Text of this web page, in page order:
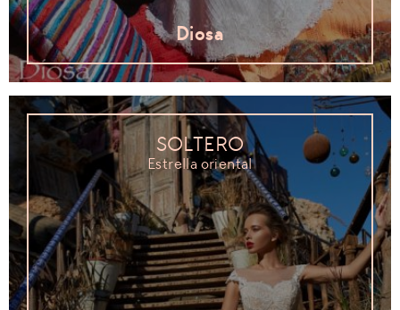
Diosa
SOLTERO
Estrella oriental